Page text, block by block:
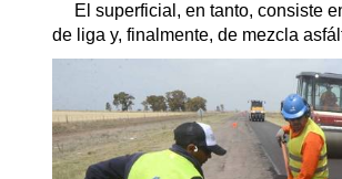
El superficial, en tanto, consiste
de liga y, finalmente, de mezcla